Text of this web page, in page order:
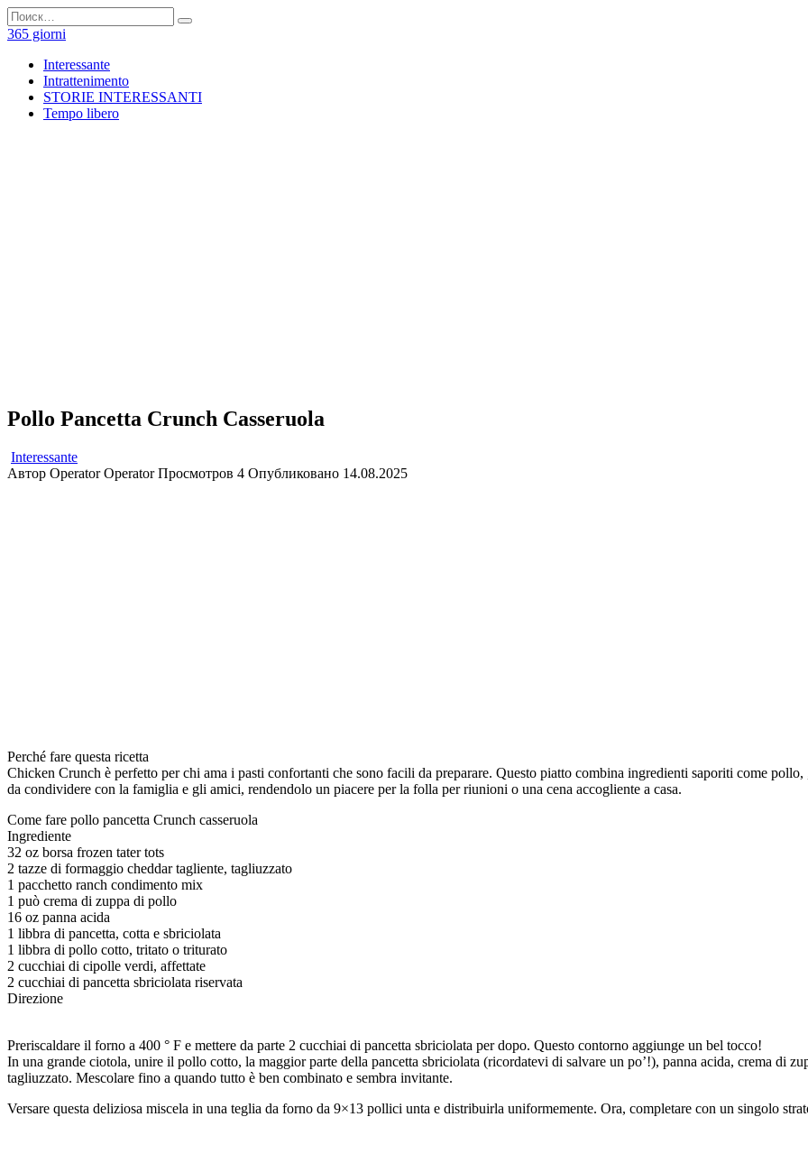
Перейти
к
содержанию
Search
for:
365 giorni
Interessante
Intrattenimento
STORIE INTERESSANTI
Tempo libero
Pollo Pancetta Crunch Casseruola
Interessante
Автор Operator Operator Просмотров 4 Опубликовано 14.08.2025
Perché fare questa ricetta
Chicken Crunch è perfetto per chi ama i pasti confortanti che sono facili da preparare. Questo piatto combina ingredienti saporiti come
da condividere con la famiglia e gli amici, rendendolo un piacere per la folla per riunioni o una cena accogliente a casa.
Come fare pollo pancetta Crunch casseruola
Ingrediente
32 oz borsa frozen tater tots
2 tazze di formaggio cheddar tagliente, tagliuzzato
1 pacchetto ranch condimento mix
1 può crema di zuppa di pollo
16 oz panna acida
1 libbra di pancetta, cotta e sbriciolata
1 libbra di pollo cotto, tritato o triturato
2 cucchiai di cipolle verdi, affettate
2 cucchiai di pancetta sbriciolata riservata
Direzione
Preriscaldare il forno a 400 ° F e mettere da parte 2 cucchiai di pancetta sbriciolata per dopo. Questo contorno aggiunge un bel tocco!
In una grande ciotola, unire il pollo cotto, la maggior parte della pancetta sbriciolata (ricordatevi di salvare un po’!), panna acida, crema di
tagliuzzato. Mescolare fino a quando tutto è ben combinato e sembra invitante.
Versare questa deliziosa miscela in una teglia da forno da 9×13 pollici unta e distribuirla uniformemente. Ora, completare con un singolo